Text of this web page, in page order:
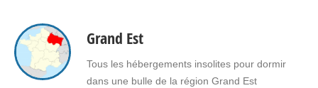
Grand Est
Tous les hébergements insolites pour dormir
dans une bulle de la région Grand Est